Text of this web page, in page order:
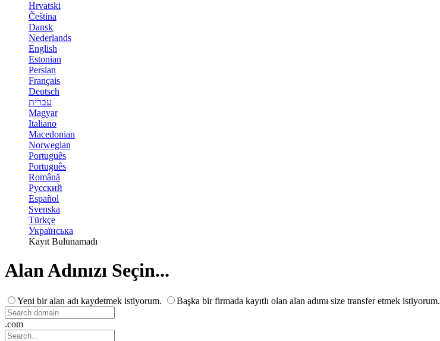
Hrvatski
Čeština
Dansk
Nederlands
English
Estonian
Persian
Français
Deutsch
עברית
Magyar
Italiano
Macedonian
Norwegian
Português
Português
Română
Русский
Español
Svenska
Türkçe
Українська
Kayıt Bulunamadı
Alan Adınızı Seçin...
Yeni bir alan adı kaydetmek istiyorum. Başka bir firmada kayıtlı olan alan adımı size transfer etmek istiyorum.
.com